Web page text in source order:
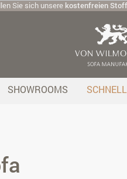
Sie sich unsere kostenfreien
SHOWROOMS